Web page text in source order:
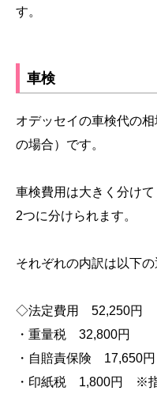
す。
車検
オデッセイの車検代の
の場合）です。
車検費用は大きく分け
2つに分けられます。
それぞれの内訳は以下の
◇法定費用 52,250円
・重量税 32,800円
・自賠責保険 17,650円
・印紙税 1,800円 ※指